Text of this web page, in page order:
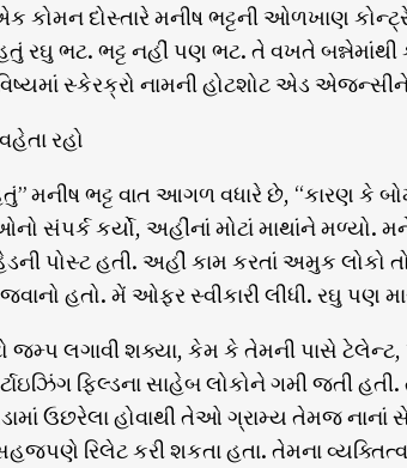
દોસ્તારે મનીષ ભટ્ટની ઓળખાણ
રઘુ ભટ. ભટ્ટ નહીં પણ ભટ. તે વખતે
સ્કેરક્રો નામની હોટશોટ એડ
રહો
મનીષ ભટ્ટ વાત આગળ વધારે છે, “કારણ કે
સંપર્ક કર્યો, અહીંનાં મોટાં માથાંને
પોસ્ટ હતી. અહીં કામ કરતાં અમુક લોકો
હતો. મેં ઓફર સ્વીકારી લીધી. રઘુ પણ
જમ્પ લગાવી શક્યા, કેમ કે તેમની પાસે
ફિલ્ડના સાહેબ લોકોને ગમી જતી
ઉછરેલા હોવાથી તેઓ ગ્રામ્ય તેમજ નાનાં
સહજપણે રિલેટ કરી શકતા હતા. તેમના